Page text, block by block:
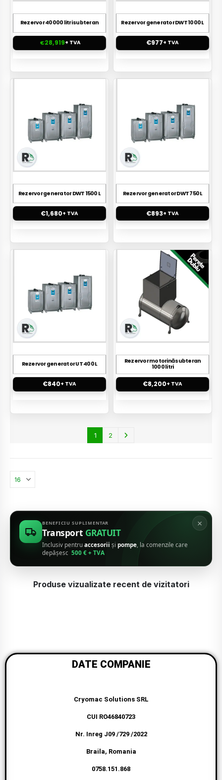
Rezervor 40000 litri subteran
€28,919+ TVA
Rezervor generator DWT 1000 L
€977+ TVA
Rezervor generator DWT 1500 L
€1,680+ TVA
Rezervor generator DWT 750 L
€893+ TVA
Rezervor generator UT 400 L
€840+ TVA
Rezervor motorină subteran
1000 litri
€8,200+ TVA
1 2
×
BENEFICIU SUPLIMENTAR
Transport GRATUIT
Inclusiv pentru accesorii și pompe, la comenzile care
depășesc 500 € + TVA
Produse vizualizate recent de vizitatori
DATE COMPANIE
Cryomac Solutions SRL
CUI RO46840723
Nr. Inreg J09 /729 /2022
Braila, Romania
0758.151.868